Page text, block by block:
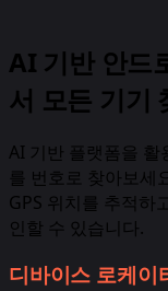
AI 기반 안드
서 모든 기기
AI 기반 플랫폼을
를 번호로 찾아보세
GPS 위치를 추적하
인할 수 있습니다.
디바이스 로케이